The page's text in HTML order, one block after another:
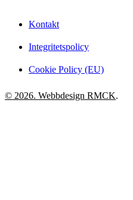
Kontakt
Integritetspolicy
Cookie Policy (EU)
© 2026. Webbdesign RMCK.